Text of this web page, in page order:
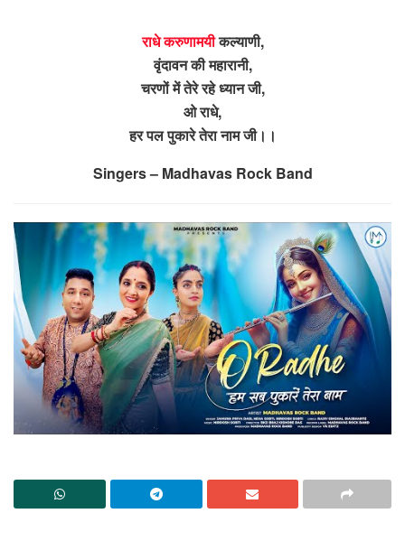
राधे करुणामयीकल्याणी,
वृंदावन की महारानी,
चरणों में तेरे रहे ध्यान जी,
ओ राधे,
हर पल पुकारे तेरा नाम जी।।
Singers – Madhavas Rock Band